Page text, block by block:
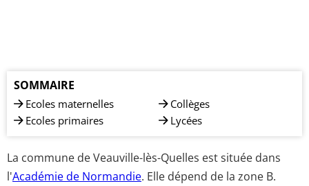
SOMMAIRE
Ecoles maternelles
Ecoles primaires
Collèges
Lycées
La commune de Veauville-lès-Quelles est située dans
l'Académie de Normandie. Elle dépend de la zone B.